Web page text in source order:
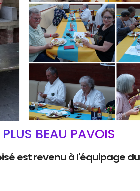
BEAU PAVOIS
est revenu à l'équipage du